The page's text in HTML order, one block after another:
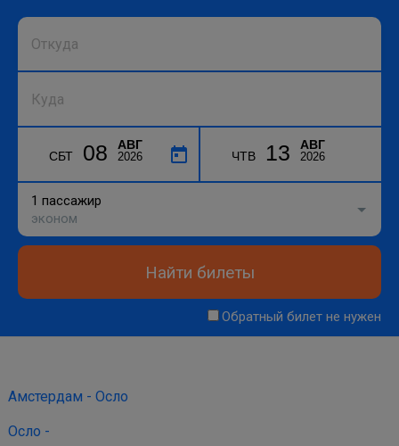
СБТ 08 АВГ
2026 ЧТВ 13 АВГ
2026
1 пассажир
эконом
Найти билеты
Обратный билет не нужен
Амстердам - Осло
Осло -